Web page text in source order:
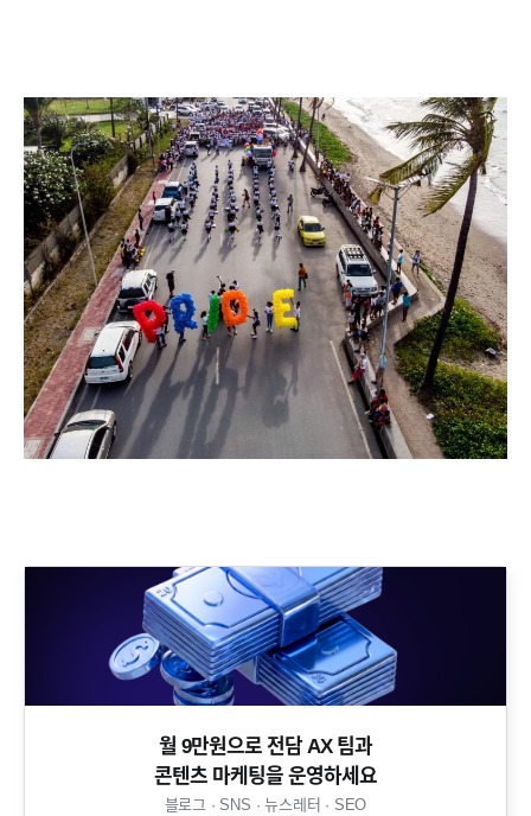
월 9만원으로 전담 AX 팀과
콘텐츠 마케팅을 운영하세요​
블로그 · SNS · 뉴스레터 · SEO